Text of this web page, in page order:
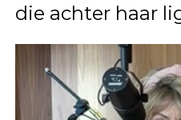
die achter haar